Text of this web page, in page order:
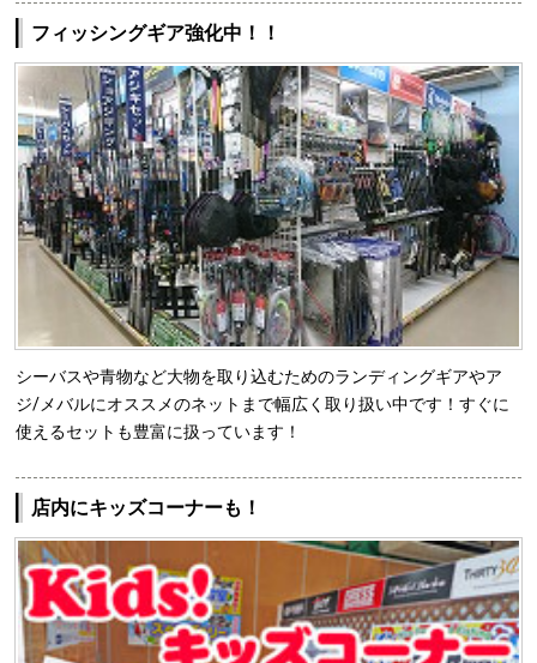
フィッシングギア強化中！！
シーバスや青物など大物を取り込むためのランディングギアやア
ジ/メバルにオススメのネットまで幅広く取り扱い中です！すぐに
使えるセットも豊富に扱っています！
店内にキッズコーナーも！